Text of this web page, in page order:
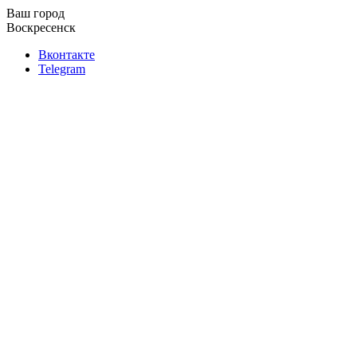
Ваш город
Воскресенск
Вконтакте
Telegram